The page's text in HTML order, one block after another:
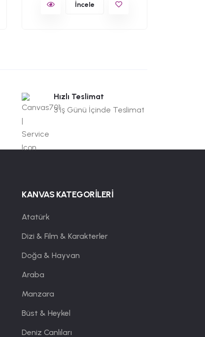
İncele
Hızlı Teslimat
3 İş Günü İçinde Teslimat
KANVAS KATEGORİLERİ
Atatürk
Dizi & Film & Karakterler
Doğa & Hayvan
Araba
Manzara
Büst & Heykel
Deniz Canlıları